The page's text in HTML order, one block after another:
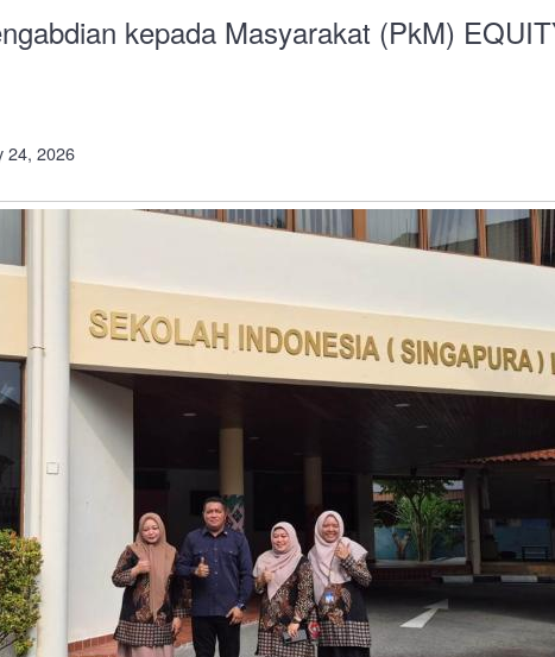
kepada Masyarakat (PkM)
24, 2026